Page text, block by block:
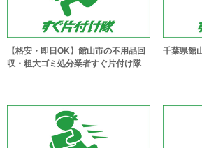
【格安・即日OK】館山市の不用品回
収・粗大ゴミ処分業者すぐ片付け隊
千葉県館